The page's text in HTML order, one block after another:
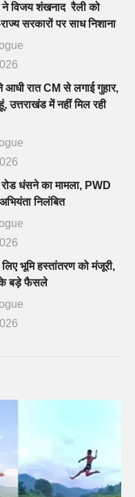
विजय शंखनाद रैली को
सरकारों पर साध निशाना
रात CM से लगाई गुहार,
में नहीं मिल रही
रोड धंसने का मामला, PWD
निलंबित
लिए भूमि हस्तांतरण को मंजूरी,
के बड़े फैसले